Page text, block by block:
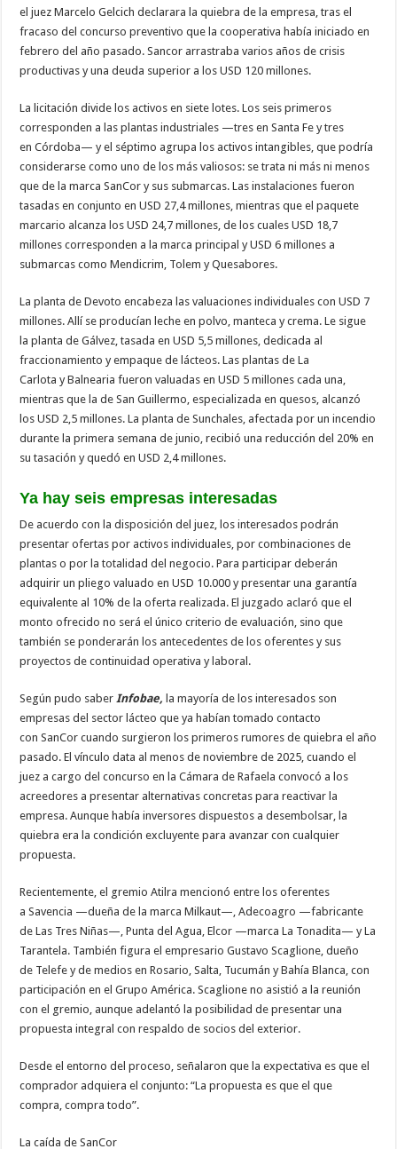
el juez Marcelo Gelcich declarara la quiebra de la empresa, tras el
fracaso del concurso preventivo que la cooperativa había iniciado en
febrero del año pasado. Sancor arrastraba varios años de crisis
productivas y una deuda superior a los USD 120 millones.
La licitación divide los activos en siete lotes. Los seis primeros
corresponden a las plantas industriales —tres en Santa Fe y tres
en Córdoba— y el séptimo agrupa los activos intangibles, que podría
considerarse como uno de los más valiosos: se trata ni más ni menos
que de la marca SanCor y sus submarcas. Las instalaciones fueron
tasadas en conjunto en USD 27,4 millones, mientras que el paquete
marcario alcanza los USD 24,7 millones, de los cuales USD 18,7
millones corresponden a la marca principal y USD 6 millones a
submarcas como Mendicrim, Tolem y Quesabores.
La planta de Devoto encabeza las valuaciones individuales con USD 7
millones. Allí se producían leche en polvo, manteca y crema. Le sigue
la planta de Gálvez, tasada en USD 5,5 millones, dedicada al
fraccionamiento y empaque de lácteos. Las plantas de La
Carlota y Balnearia fueron valuadas en USD 5 millones cada una,
mientras que la de San Guillermo, especializada en quesos, alcanzó
los USD 2,5 millones. La planta de Sunchales, afectada por un incendio
durante la primera semana de junio, recibió una reducción del 20% en
su tasación y quedó en USD 2,4 millones.
Ya hay seis empresas interesadas
De acuerdo con la disposición del juez, los interesados podrán
presentar ofertas por activos individuales, por combinaciones de
plantas o por la totalidad del negocio. Para participar deberán
adquirir un pliego valuado en USD 10.000 y presentar una garantía
equivalente al 10% de la oferta realizada. El juzgado aclaró que el
monto ofrecido no será el único criterio de evaluación, sino que
también se ponderarán los antecedentes de los oferentes y sus
proyectos de continuidad operativa y laboral.
Según pudo saber Infobae, la mayoría de los interesados son
empresas del sector lácteo que ya habían tomado contacto
con SanCor cuando surgieron los primeros rumores de quiebra el año
pasado. El vínculo data al menos de noviembre de 2025, cuando el
juez a cargo del concurso en la Cámara de Rafaela convocó a los
acreedores a presentar alternativas concretas para reactivar la
empresa. Aunque había inversores dispuestos a desembolsar, la
quiebra era la condición excluyente para avanzar con cualquier
propuesta.
Recientemente, el gremio Atilra mencionó entre los oferentes
a Savencia —dueña de la marca Milkaut—, Adecoagro —fabricante
de Las Tres Niñas—, Punta del Agua, Elcor —marca La Tonadita— y La
Tarantela. También figura el empresario Gustavo Scaglione, dueño
de Telefe y de medios en Rosario, Salta, Tucumán y Bahía Blanca, con
participación en el Grupo América. Scaglione no asistió a la reunión
con el gremio, aunque adelantó la posibilidad de presentar una
propuesta integral con respaldo de socios del exterior.
Desde el entorno del proceso, señalaron que la expectativa es que el
comprador adquiera el conjunto: “La propuesta es que el que
compra, compra todo”.
La caída de SanCor